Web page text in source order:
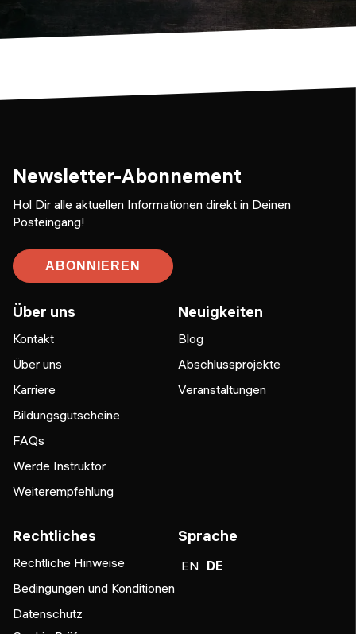
Newsletter-Abonnement
Hol Dir alle aktuellen Informationen direkt in Deinen
Posteingang!
ABONNIEREN
Über uns
Kontakt
Über uns
Karriere
Bildungsgutscheine
FAQs
Werde Instruktor
Weiterempfehlung
Neuigkeiten
Blog
Abschlussprojekte
Veranstaltungen
Rechtliches
Rechtliche Hinweise
Bedingungen und Konditionen
Datenschutz
Sprache
EN DE